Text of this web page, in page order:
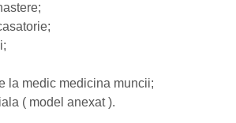
la medic medicina muncii;
( model anexat ).